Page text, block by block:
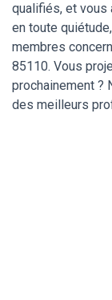
qualifiés, et vous
en toute
membres
85110. Vous
prochainement ?
des meilleurs